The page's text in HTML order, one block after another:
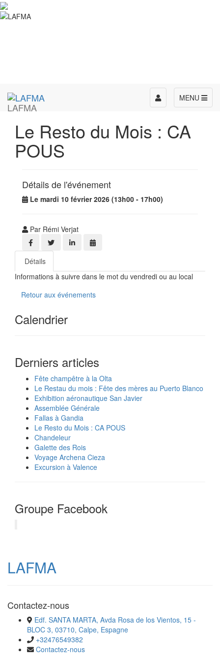
LAFMA
MENU
Toggle
navigation
Le Resto du Mois : CA
POUS
Détails de l'événement
Le mardi 10 février 2026 (13h00 - 17h00)
Par Rémi Verjat
Détails
Informations à suivre dans le mot du vendredi ou au local
Retour aux événements
Calendrier
Derniers articles
Fête champêtre à la Olta
Le Restau du mois : Fête des mères au Puerto Blanco
Exhibition aéronautique San Javier
Assemblée Générale
Fallas à Gandia
Le Resto du Mois : CA POUS
Chandeleur
Galette des Rois
Voyage Archena Cieza
Excursion à Valence
Groupe Facebook
LAFMA
Contactez-nous
Edf. SANTA MARTA, Avda Rosa de los Vientos, 15 -
BLOC 3, 03710, Calpe, Espagne
+32476549382
Contactez-nous